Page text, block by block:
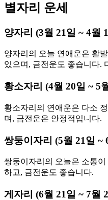
별자리 운세
양자리 (3월 21일 ~ 4월
양자리의 오늘 연애운은 활
있으며, 금전운도 좋습니다.
황소자리 (4월 20일 ~ 5
황소자리의 연애운은 다소
며, 금전운은 안정적입니다.
쌍둥이자리 (5월 21일 ~
쌍둥이자리의 오늘은 소통
하고, 금전운도 좋습니다.
게자리 (6월 21일 ~ 7월